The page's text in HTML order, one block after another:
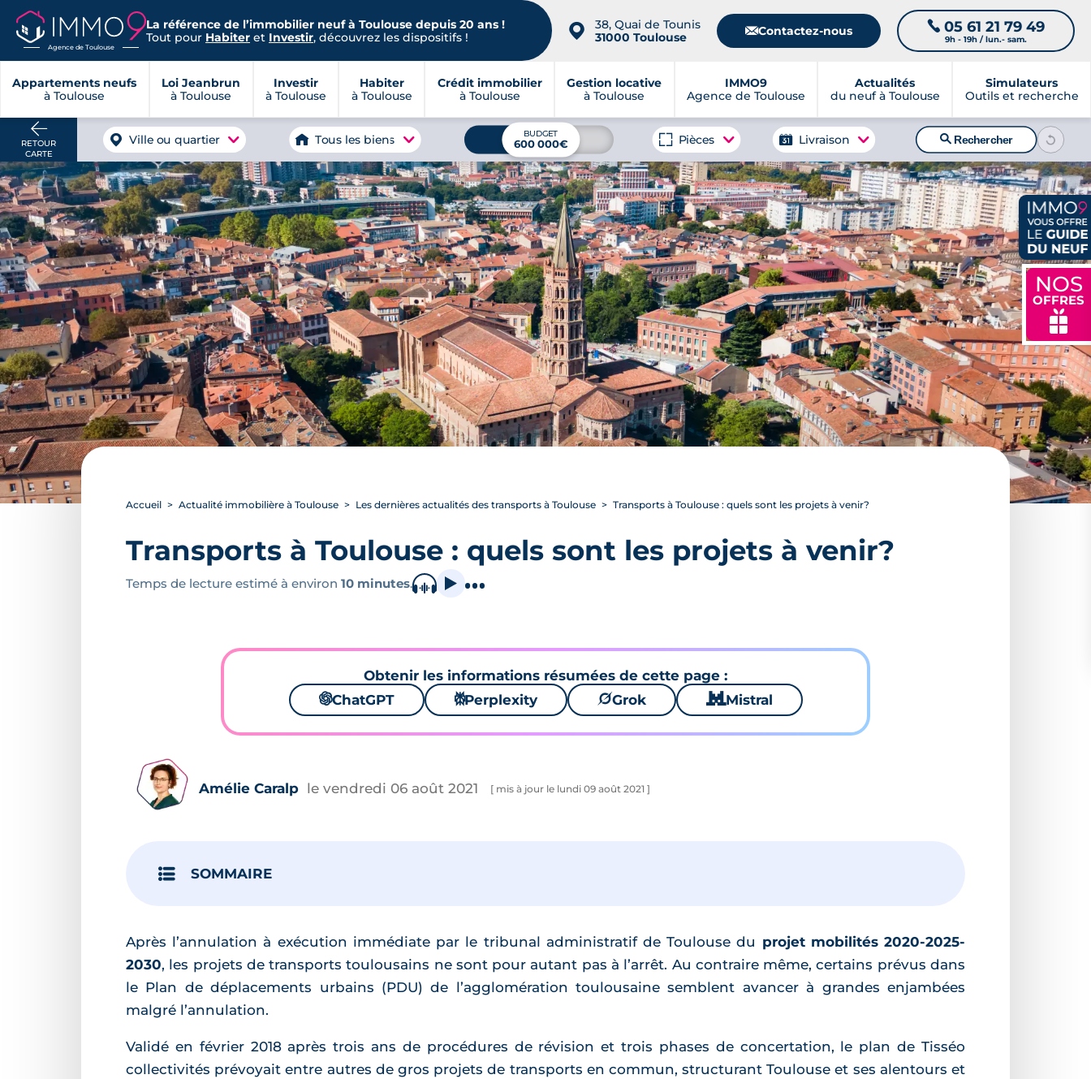
Agence de Toulouse
La référence de l’immobilier neuf à Toulouse depuis 20 ans !
Tout pour Habiter et Investir, découvrez les dispositifs ! 📍
38, Quai de Tounis
31000 Toulouse
📧Contactez-nous 📞 05 61 21 79 49
9h - 19h / lun.- sam.
Appartements neufs
à Toulouse
Loi Jeanbrun
à Toulouse
Investir
à Toulouse
Habiter
à Toulouse
Crédit immobilier
à Toulouse
Gestion locative
à Toulouse
IMMO9
Agence de Toulouse
Actualités
du neuf à Toulouse
Simulateurs
Outils et recherche
NOS
OFFRES
🎁
RETOUR
CARTE
Ville ou quartier Tous les biens BUDGET
600 000€ Pièces Livraison 🔍Rechercher
Accueil Actualité immobilière à Toulouse Les dernières actualités des transports à Toulouse Transports à Toulouse : quels sont les projets à venir?
Transports à Toulouse : quels sont les projets à venir?
Temps de lecture estimé à environ 10 minutes.
Obtenir les informations résumées de cette page :
🌌ChatGPT ⚙Perplexity 🪐Grok 🐱 Mistral
Amélie Caralp le vendredi 06 août 2021 [ mis à jour le lundi 09 août 2021 ]
SOMMAIRE
Après l’annulation à exécution immédiate par le tribunal administratif de Toulouse du projet mobilités 2020-2025-
2030, les projets de transports toulousains ne sont pour autant pas à l’arrêt. Au contraire même, certains prévus dans
le Plan de déplacements urbains (PDU) de l’agglomération toulousaine semblent avancer à grandes enjambées
malgré l’annulation.
Validé en février 2018 après trois ans de procédures de révision et trois phases de concertation, le plan de Tisséo
collectivités prévoyait entre autres de gros projets de transports en commun, structurant Toulouse et ses alentours et